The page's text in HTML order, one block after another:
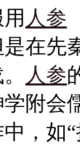
人参
在先
人参
附会
，如